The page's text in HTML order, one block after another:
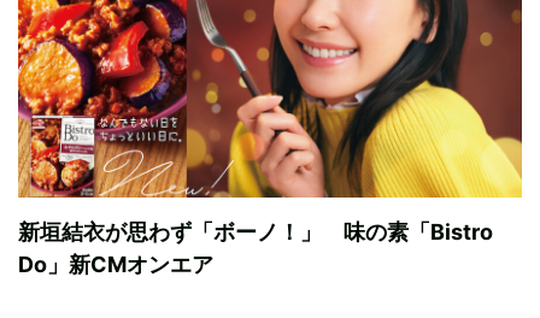
新垣結衣が思わず「ボーノ！」 味の素「Bistro
Do」新CMオンエア